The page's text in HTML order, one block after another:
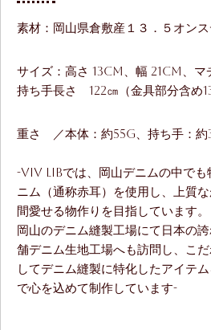
素材：岡山県倉敷産１３．５オンス
サイズ：高さ 13cm、幅 21cm、マ
持ち手長さ 122㎝（金具部分含め
重さ ／本体：約55g、持ち手：
-ViV LiBでは、岡山デニムの中で
ニム（通称赤耳）を使用し、上質
間愛せる物作りを目指しています。
岡山のデニム縫製工場にて日本の
舗デニム生地工場へも訪問し、こ
してデニム縫製に特化したアイテ
で心を込めて制作しています-